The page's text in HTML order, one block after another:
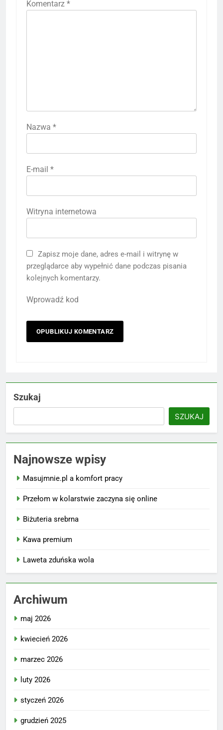
Komentarz *
Nazwa *
E-mail *
Witryna internetowa
Zapisz moje dane, adres e-mail i witrynę w
przeglądarce aby wypełnić dane podczas pisania
kolejnych komentarzy.
Wprowadź kod
Szukaj
SZUKAJ
Najnowsze wpisy
Masujmnie.pl a komfort pracy
Przełom w kolarstwie zaczyna się online
Biżuteria srebrna
Kawa premium
Laweta zduńska wola
Archiwum
maj 2026
kwiecień 2026
marzec 2026
luty 2026
styczeń 2026
grudzień 2025